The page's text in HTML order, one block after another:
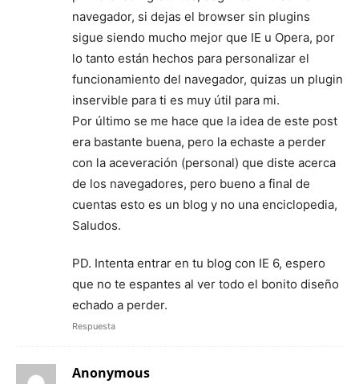
navegador, si dejas el browser sin plugins
sigue siendo mucho mejor que IE u Opera, por
lo tanto están hechos para personalizar el
funcionamiento del navegador, quizas un plugin
inservible para ti es muy útil para mi.
Por último se me hace que la idea de este post
era bastante buena, pero la echaste a perder
con la aceveración (personal) que diste acerca
de los navegadores, pero bueno a final de
cuentas esto es un blog y no una enciclopedia,
Saludos.
PD. Intenta entrar en tu blog con IE 6, espero
que no te espantes al ver todo el bonito diseño
echado a perder.
Respuesta
Anonymous